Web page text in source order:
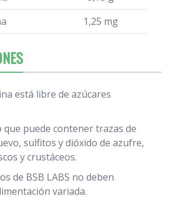
1,25 mg
está libre de azúcares
que puede contener trazas de
sulfitos y dióxido de azufre,
y crustáceos.
de BSB LABS no deben
variada.